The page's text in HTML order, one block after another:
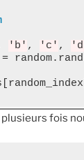
'b' , 'c' ,
= random.
plusieurs fois